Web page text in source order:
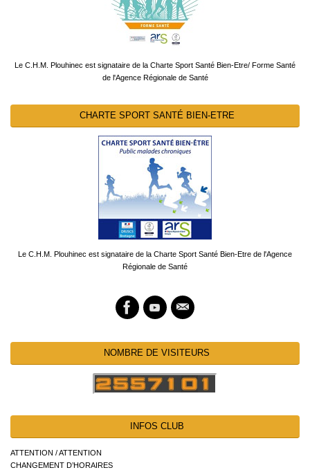
Le C.H.M. Plouhinec est signataire de la Charte Sport Santé Bien-Etre/ Forme Santé
de l'Agence Régionale de Santé
CHARTE SPORT SANTÉ BIEN-ETRE
Le C.H.M. Plouhinec est signataire de la Charte Sport Santé Bien-Etre de l'Agence
Régionale de Santé
NOMBRE DE VISITEURS
INFOS CLUB
ATTENTION / ATTENTION
CHANGEMENT D’HORAIRES